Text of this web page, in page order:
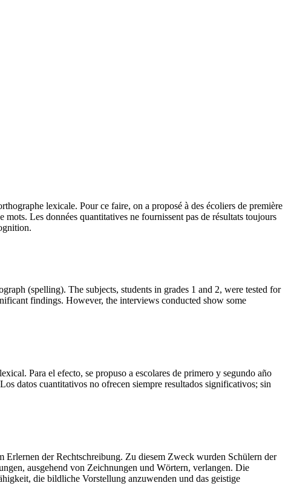
lexicale. Pour ce faire, on a proposé à des écoliers de première
mots. Les données quantitatives ne fournissent pas de résultats toujours
(spelling). The subjects, students in grades 1 and 2, were tested for
findings. However, the interviews conducted show some
Para el efecto, se propuso a escolares de primero y segundo año
datos cuantitativos no ofrecen siempre resultados significativos; sin
Erlernen der Rechtschreibung. Zu diesem Zweck wurden Schülern der
ausgehend von Zeichnungen und Wörtern, verlangen. Die
die bildliche Vorstellung anzuwenden und das geistige